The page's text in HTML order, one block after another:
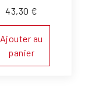
43,30 €
Ajouter au
panier